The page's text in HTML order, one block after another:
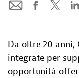
Da oltre 20 anni,
integrate per
opportunità